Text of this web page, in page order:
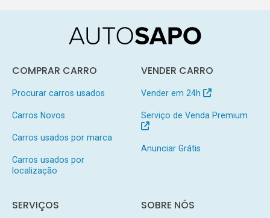
COMPRAR CARRO
Procurar carros usados
Carros Novos
Carros usados por marca
Carros usados por
localização
VENDER CARRO
Vender em 24h
Serviço de Venda Premium
Anunciar Grátis
SERVIÇOS SOBRE NÓS